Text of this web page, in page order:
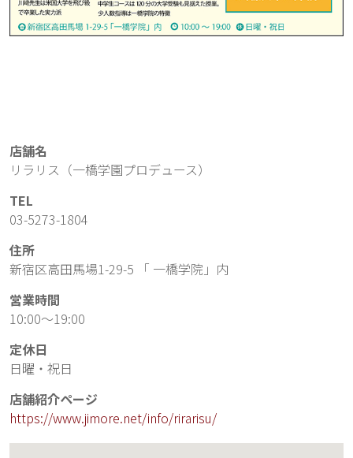
店舗名
リラリス（一橋学園プロデュース）
TEL
03-5273-1804
住所
新宿区高田馬場1-29-5 「 一橋学院」内
営業時間
10:00～19:00
定休日
日曜・祝日
店舗紹介ページ
https://www.jimore.net/info/rirarisu/